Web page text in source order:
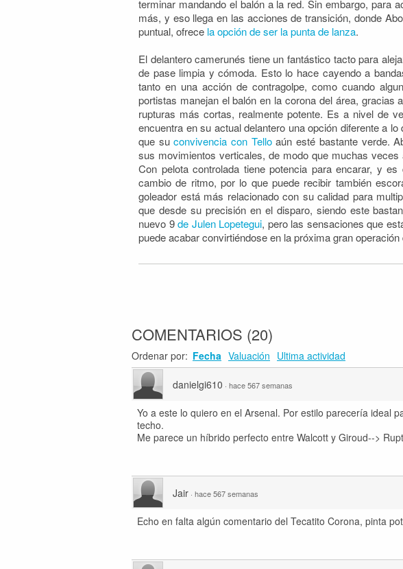
terminar mandando el balón a la red. Sin embargo, para
más, y eso llega en las acciones de transición, donde
puntual, ofrece la opción de ser la punta de lanza.
El delantero camerunés tiene un fantástico tacto para
de pase limpia y cómoda. Esto lo hace cayendo a
tanto en una acción de contragolpe, como cuando
portistas manejan el balón en la corona del área,
rupturas más cortas, realmente potente. Es a nivel de
encuentra en su actual delantero una opción diferente a
que suconvivencia con Telloaún esté bastante verde.
sus movimientos verticales, de modo que muchas
Con pelota controlada tiene potencia para encarar, y
cambio de ritmo, por lo que puede recibir también
goleador está más relacionado con su calidad para
que desde su precisión en el disparo, siendo este
nuevo 9de Julen Lopetegui, pero las sensaciones que
puede acabar convirtiéndose en la próxima gran
COMENTARIOS (20)
Ordenar por: Fecha Valuación Ultima actividad
danielgi610 · hace 567 semanas
Yo a este lo quiero en el Arsenal. Por estilo parecería ideal
techo.
Me parece un híbrido perfecto entre Walcott y Giroud-->
Jair · hace 567 semanas
Echo en falta algún comentario del Tecatito Corona, pinta